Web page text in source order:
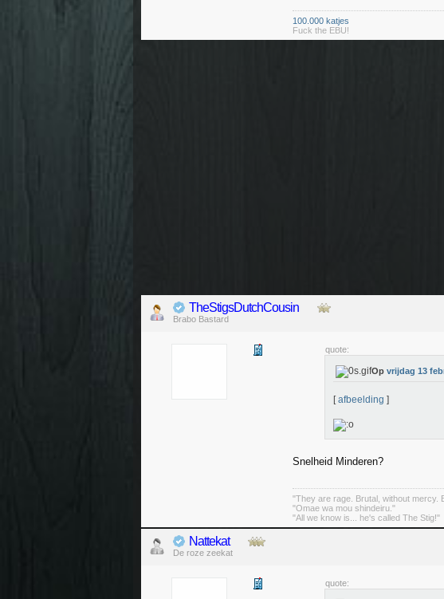
100.000 katjes
Fuck the EBU!
TheStigsDutchCousin
Brabo Bastard
quote:
Op vrijdag 13
[afbeelding ]
Snelheid Minderen?
"They are rage. Brutal, without mercy.
"Omae wa mou shindeiru."
"All we know is... he's called The Stig!"
Nattekat
De roze zeekat
quote: